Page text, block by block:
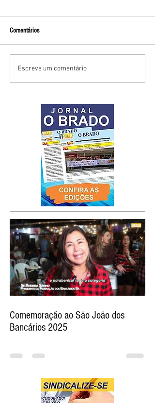
Comentários
Escreva um comentário
Comemoração ao São João dos
Bancários 2025